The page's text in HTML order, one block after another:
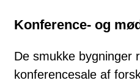
Konference- og
De smukke bygninger
konferencesale af